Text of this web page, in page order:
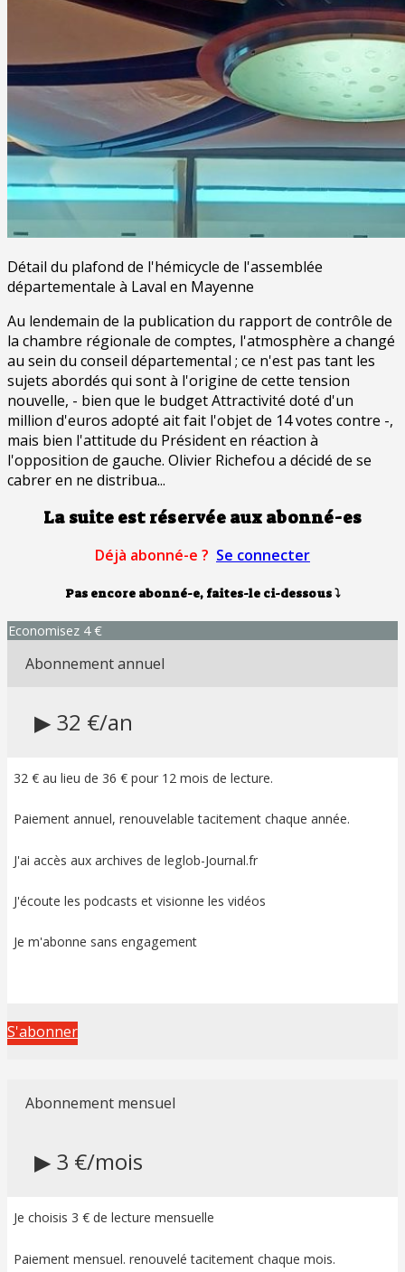
Détail du plafond de l'hémicycle de l'assemblée
départementale à Laval en Mayenne
Au lendemain de la publication du rapport de contrôle de
la chambre régionale de comptes, l'atmosphère a changé
au sein du conseil départemental ; ce n'est pas tant les
sujets abordés qui sont à l'origine de cette tension
nouvelle, - bien que le budget Attractivité doté d'un
million d'euros adopté ait fait l'objet de 14 votes contre -,
mais bien l'attitude du Président en réaction à
l'opposition de gauche. Olivier Richefou a décidé de se
cabrer en ne distribua...
La suite est réservée aux abonné-es
Déjà abonné-e ? Se connecter
Pas encore abonné-e, faites-le ci-dessous⤵
Economisez 4 €
Abonnement annuel
▶ 32 €/an
32 € au lieu de 36 € pour 12 mois de lecture.
Paiement annuel, renouvelable tacitement chaque année.
J'ai accès aux archives de leglob-Journal.fr
J'écoute les podcasts et visionne les vidéos
Je m'abonne sans engagement
S'abonner
Abonnement mensuel
▶ 3 €/mois
Je choisis 3 € de lecture mensuelle
Paiement mensuel. renouvelé tacitement chaque mois.